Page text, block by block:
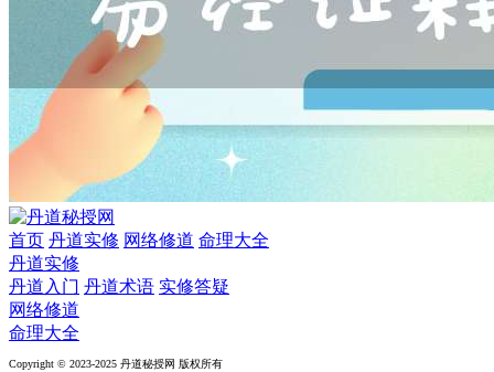
首页 丹道实修 网络修道 命理大全
丹道实修
丹道入门 丹道术语 实修答疑
网络修道
命理大全
Copyright © 2023-2025 丹道秘授网 版权所有